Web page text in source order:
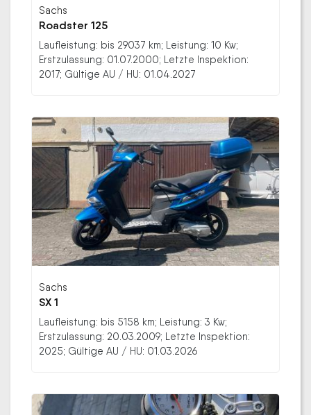
Sachs
Roadster 125
Laufleistung: bis 29037 km; Leistung: 10 Kw;
Erstzulassung: 01.07.2000; Letzte Inspektion:
2017; Gültige AU / HU: 01.04.2027
Sachs
SX 1
Laufleistung: bis 5158 km; Leistung: 3 Kw;
Erstzulassung: 20.03.2009; Letzte Inspektion:
2025; Gültige AU / HU: 01.03.2026